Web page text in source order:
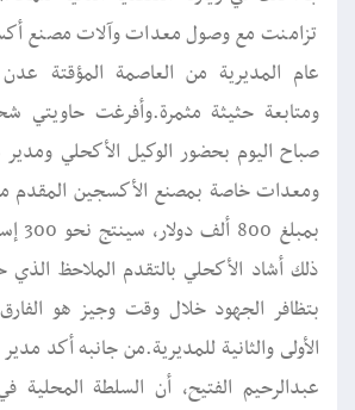
تزامنت مع وصول معدات وآلات مصنع
عام المديرية من العاصمة المؤقتة
ومتابعة حثيثة مثمرة.وأفرغت حاويتي
صباح اليوم بحضور الوكيل الأكحلي ومدير
ومعدات خاصة بمصنع الأكسجين المقدم
ذلك أشاد الأكحلي بالتقدم الملاحظ الذي
بتظافر الجهود خلال وقت وجيز هو
الأولى والثانية للمديرية.من جانبه أكد
عبدالرحيم الفتيح، أن السلطة المحلية